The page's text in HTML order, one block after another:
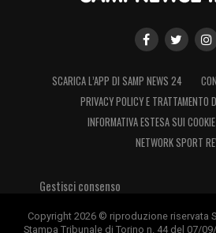
SCARICA L’APP DI SAMP NEWS 24
PRIVACY POLICY E TRATTAMENTO
INFORMATIVA ESTESA SUI
NETWORK SPORT
Gestisci consenso
Copyright 2026 © riproduzione riservata
Stampa Tribunale di Torino n. 44 del 07/